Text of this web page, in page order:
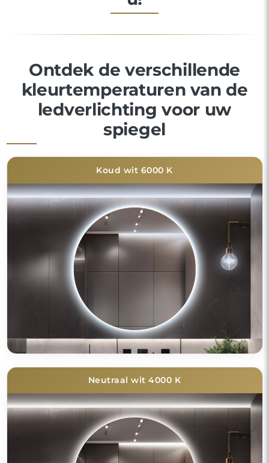
Ontdek de verschillende
kleurtemperaturen van de
ledverlichting voor uw
spiegel
Koud wit 6000 K
Neutraal wit 4000 K